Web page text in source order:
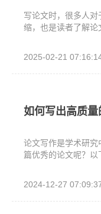
写论文时，很多人
缩，也是读者了解
2025-02-21
如何写出高质
论文写作是学术研
篇优秀的论文呢？
2024-12-27